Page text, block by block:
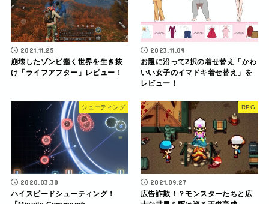
2021.11.25
崩壊したゾンビ蠢く世界を生き抜
け「ライフアフター」レビュー！
2023.11.09
お題に沿って2択の着せ替え「かわ
いい女子のイマドキ着せ替え」を
レビュー！
シューティング
2020.03.30
ハイスピードシューティング！
RPG
2021.09.27
広告詐欺！？モンスターたちと広